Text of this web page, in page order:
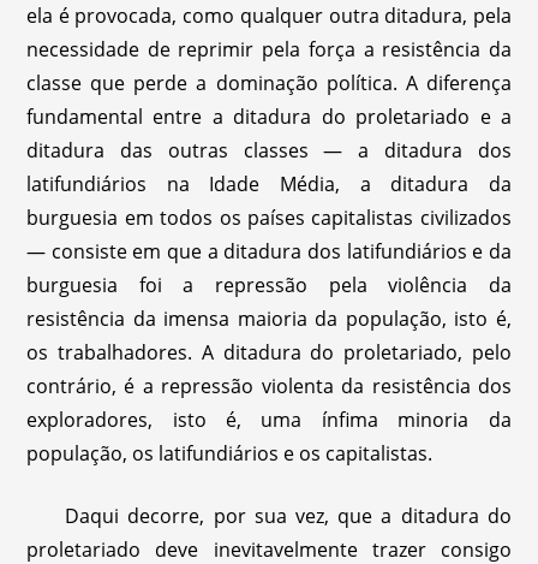
ela é provocada, como qualquer outra ditadura, pela
necessidade de reprimir pela força a resistência da
classe que perde a dominação política. A diferença
fundamental entre a ditadura do proletariado e a
ditadura das outras classes — a ditadura dos
latifundiários na Idade Média, a ditadura da
burguesia em todos os países capitalistas civilizados
— consiste em que a ditadura dos latifundiários e da
burguesia foi a repressão pela violência da
resistência da imensa maioria da população, isto é,
os trabalhadores. A ditadura do proletariado, pelo
contrário, é a repressão violenta da resistência dos
exploradores, isto é, uma ínfima minoria da
população, os latifundiários e os capitalistas.
Daqui decorre, por sua vez, que a ditadura do
proletariado deve inevitavelmente trazer consigo